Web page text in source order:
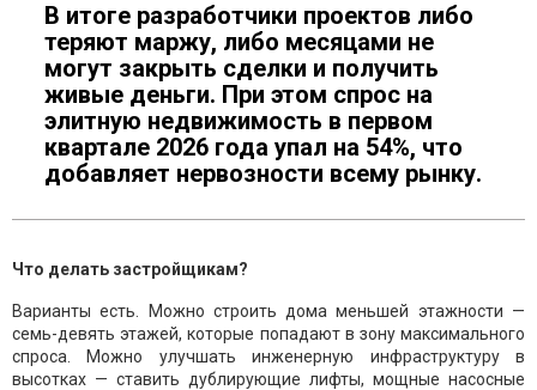
В итоге разработчики проектов либо
теряют маржу, либо месяцами не
могут закрыть сделки и получить
живые деньги. При этом спрос на
элитную недвижимость в первом
квартале 2026 года упал на 54%, что
добавляет нервозности всему рынку.
Что делать застройщикам?
Варианты есть. Можно строить дома меньшей этажности —
семь-девять этажей, которые попадают в зону максимального
спроса. Можно улучшать инженерную инфраструктуру в
высотках — ставить дублирующие лифты, мощные насосные